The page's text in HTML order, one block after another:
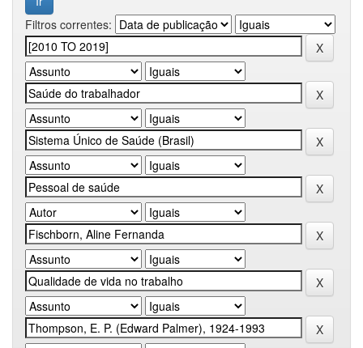
Filtros correntes: